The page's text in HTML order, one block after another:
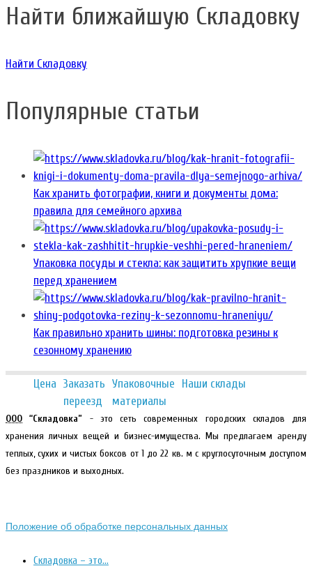
Найти ближайшую Складовку
Найти Складовку
Популярные статьи
Как хранить фотографии, книги и документы дома:
правила для семейного архива
Упаковка посуды и стекла: как защитить хрупкие вещи
перед хранением
Как правильно хранить шины: подготовка резины к
сезонному хранению
Цена Заказать
переезд
Упаковочные
материалы
Наши склады
ООО “Складовка” - это сеть современных городских складов для
хранения личных вещей и бизнес-имущества. Мы предлагаем аренду
теплых, сухих и чистых боксов от 1 до 22 кв. м с круглосуточным доступом
без праздников и выходных.
Положение об обработке персональных данных
Складовка – это…